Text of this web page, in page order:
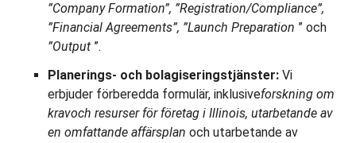
”Company Formation”, ”Registration/Compliance”,
”Financial Agreements”, ”Launch Preparation ” och
”Output ”.
Planerings- och bolagiseringstjänster: Vi
erbjuder förberedda formulär, inklusiveforskning om
kravoch resurser för företag i Illinois, utarbetande av
en omfattande affärsplan och utarbetande av